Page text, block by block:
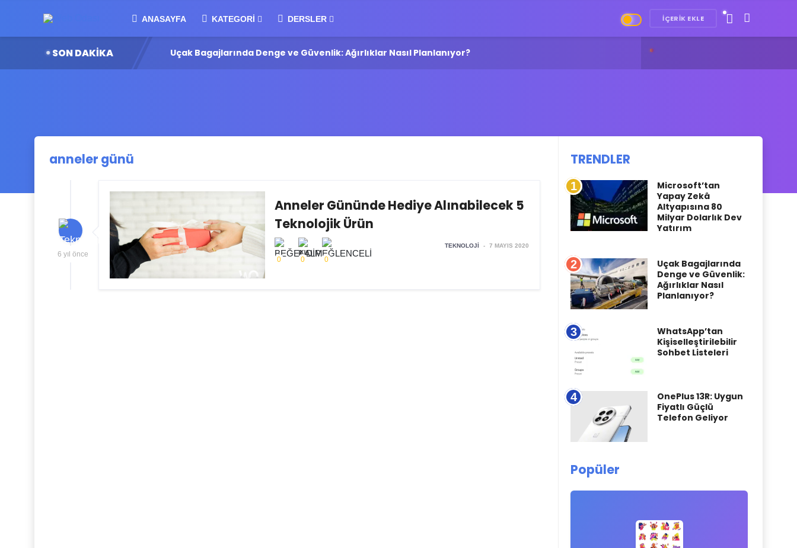
ANASAYFA KATEGORI DERSLER İÇERIK EKLE
SON DAKİKA
Milyar Dolarlık Dev Yatırım Uçak Bagajlarında Denge ve Güvenlik: Ağırlıklar Nasıl Planlanıyor? WhatsApp’tan Kişiselleştirilebilir Sohbet Listeleri
anneler günü
6 yıl önce
Anneler Gününde Hediye Alınabilecek 5
Teknolojik Ürün
0 0 0
TEKNOLOJI - 7 MAYIS 2020
TRENDLER
1
Microsoft’tan
Yapay Zekâ
Altyapısına 80
Milyar Dolarlık Dev
Yatırım
2
Uçak Bagajlarında
Denge ve Güvenlik:
Ağırlıklar Nasıl
Planlanıyor?
3
WhatsApp’tan
Kişiselleştirilebilir
Sohbet Listeleri
4
OnePlus 13R: Uygun
Fiyatlı Güçlü
Telefon Geliyor
Popüler